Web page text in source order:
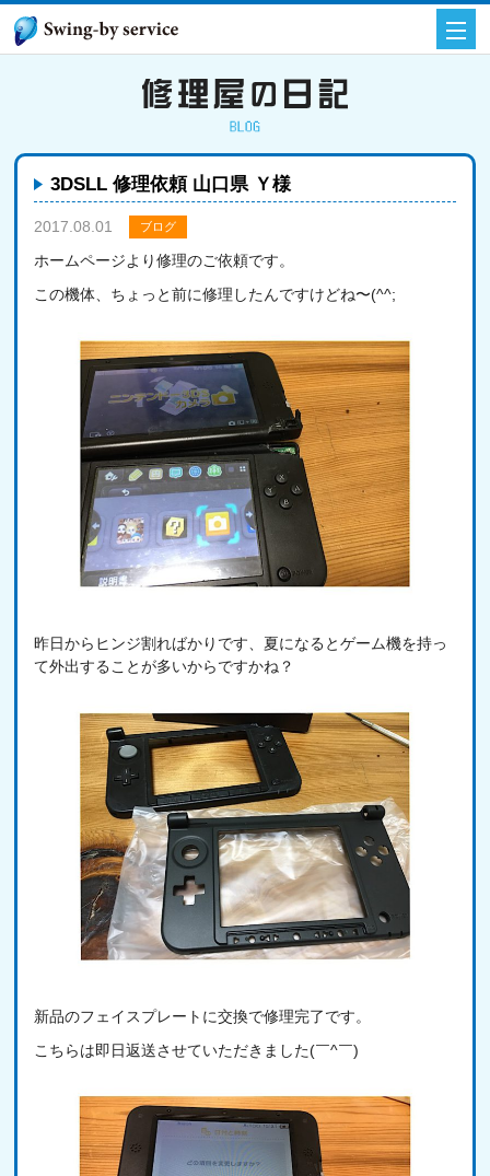
3DSLL 修理依頼 山口県 Ｙ様
2017.08.01 ブログ
ホームページより修理のご依頼です。
この機体、ちょっと前に修理したんですけどね〜(^^;
昨日からヒンジ割ればかりです、夏になるとゲーム機を持っ
て外出することが多いからですかね？
新品のフェイスプレートに交換で修理完了です。
こちらは即日返送させていただきました(￣^￣)ゞ